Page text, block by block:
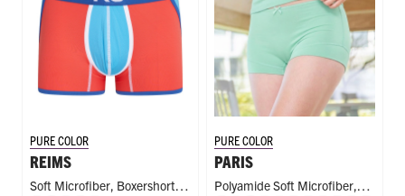
PURE COLOR
REIMS
Soft Microfiber, Boxershort,
PURE COLOR
PARIS
Polyamide Soft Microfiber,